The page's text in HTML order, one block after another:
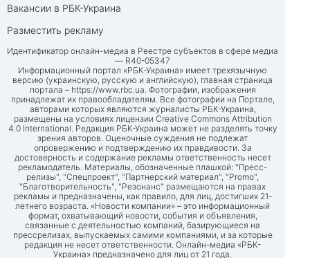
Вакансии в РБК-Украина
Разместить рекламу
Идентификатор онлайн-медиа в Реестре субъектов в сфере медиа
— R40-05347
Информационный портал «РБК-Украина» имеет трехязычную
версию (украинскую, русскую и английскую), главная страница
портала – https://www.rbc.ua. Фотографии, изображения
принадлежат их правообладателям. Все фотографии на Портале,
авторами которых являются журналисты РБК-Украина,
размещены на условиях лицензии Creative Commons Attribution
4.0 International. Редакция РБК-Украина может не разделять точку
зрения авторов. Оценочные суждения не подлежат
опровержению и подтверждению их правдивости. За
достоверность и содержание рекламы ответственность несет
рекламодатель. Материалы, обозначенные плашкой: "Пресс-
релизы", "Спецпроект", "Партнерский материал", "Promo",
"Благотворительность", "Резонанс" размещаются на правах
рекламы и предназначены, как правило, для лиц, достигших 21-
летнего возраста. «Новости компании» – это информационный
формат, охватывающий новости, события и объявления,
связанные с деятельностью компаний, базирующиеся на
прессрелизах, выпускаемых самими компаниями, и за которые
редакция не несет ответственности. Онлайн-медиа «РБК-
Украина» предназначено для лиц от 21 года.